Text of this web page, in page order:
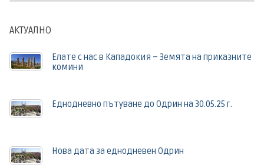
АКТУАЛНО
Елате с нас в Кападокия – Земята на приказните
комини
Еднодневно пътуване до Одрин на 30.05.25 г.
Нова дата за еднодневен Одрин